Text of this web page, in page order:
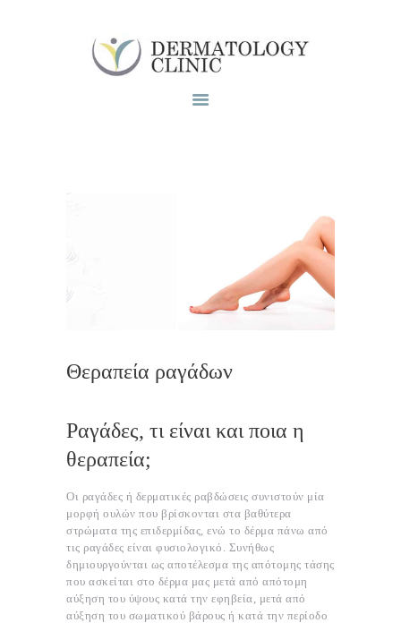
Το ιατρειο
Θεραπεία ραγάδων
Ραγάδες, τι είναι και ποια η
θεραπεία;
Οι ραγάδες ή δερματικές ραβδώσεις συνιστούν μία
μορφή ουλών που βρίσκονται στα βαθύτερα
στρώματα της επιδερμίδας, ενώ το δέρμα πάνω από
τις ραγάδες είναι φυσιολογικό. Συνήθως
δημιουργούνται ως αποτέλεσμα της απότομης τάσης
που ασκείται στο δέρμα μας μετά από απότομη
αύξηση του ύψους κατά την εφηβεία, μετά από
αύξηση του σωματικού βάρους ή κατά την περίοδο